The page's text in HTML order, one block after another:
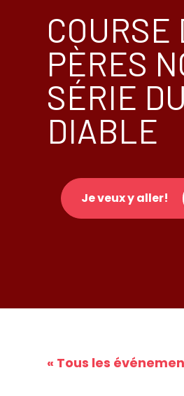
COURSE
PÈRES
SÉRIE DU
DIABLE
Je veux y aller!
« Tous les